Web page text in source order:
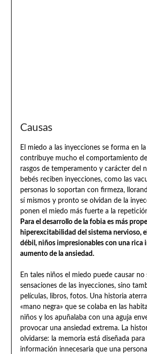
Causas
El miedo a las inyecciones se forma en
contribuye mucho el comportamiento
rasgos de temperamento y carácter del
bebés reciben inyecciones, como las
personas lo soportan con firmeza,
sí mismos y pronto se olvidan de la
ponen el miedo más fuerte a la
Para el desarrollo de la fobia es más
hiperexcitabilidad del sistema nervioso,
débil, niños impresionables con una rica
aumento de la ansiedad.
En tales niños el miedo puede causar no
sensaciones de las inyecciones, sino
películas, libros, fotos. Una historia
«mano negra» que se colaba en las
niños y los apuñalaba con una aguja
provocar una ansiedad extrema. La
olvidarse: la memoria está diseñada para
información innecesaria que una